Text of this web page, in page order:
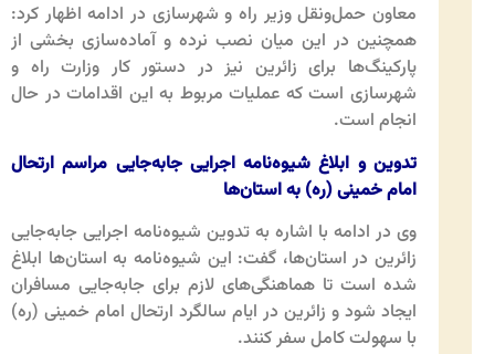
معاون حمل‌ونقل وزیر راه و شهرسازی در ادامه اظهار کرد:
همچنین در این میان نصب نرده و آماده‌سازی بخشی از
پارکینگ‌ها برای زائرین نیز در دستور کار وزارت راه و
شهرسازی است که عملیات مربوط به این اقدامات در حال
انجام است.
تدوین و ابلاغ شیوه‌نامه اجرایی جابه‌جایی مراسم ارتحال
امام خمینی (ره) به استان‌ها
وی در ادامه با اشاره به تدوین شیوه‌نامه اجرایی جابه‌جایی
زائرین در استان‌ها، گفت: این شیوه‌نامه به استان‌ها ابلاغ
شده است تا هماهنگی‌های لازم برای جابه‌جایی مسافران
ایجاد شود و زائرین در ایام سالگرد ارتحال امام خمینی (ره)
با سهولت کامل سفر کنند.